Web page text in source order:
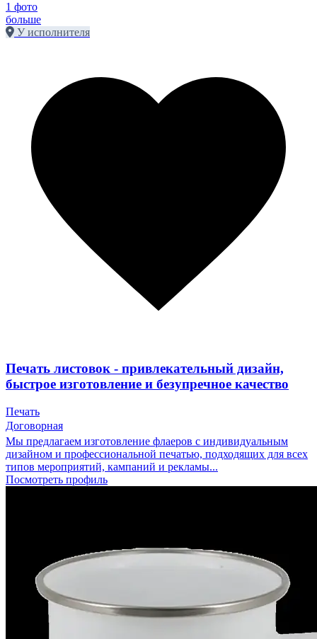
1 фото
больше
У исполнителя
Печать листовок - привлекательный дизайн,
быстрое изготовление и безупречное качество
Печать
Договорная
Мы предлагаем изготовление флаеров с индивидуальным
дизайном и профессиональной печатью, подходящих для всех
типов мероприятий, кампаний и рекламы...
Посмотреть профиль